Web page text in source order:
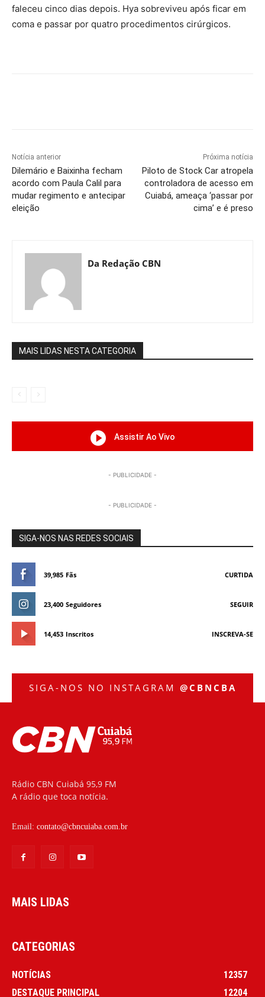
faleceu cinco dias depois. Hya sobreviveu após ficar em
coma e passar por quatro procedimentos cirúrgicos.
Notícia anterior
Dilemário e Baixinha fecham
acordo com Paula Calil para
mudar regimento e antecipar
eleição
Próxima notícia
Piloto de Stock Car atropela
controladora de acesso em
Cuiabá, ameaça ‘passar por
cima’ e é preso
Da Redação CBN
MAIS LIDAS NESTA CATEGORIA
Assistir Ao Vivo
- PUBLICIDADE -
- PUBLICIDADE -
SIGA-NOS NAS REDES SOCIAIS
39,985 Fãs CURTIDA
23,400 Seguidores SEGUIR
14,453 Inscritos INSCREVA-SE
SIGA-NOS NO INSTAGRAM @CBNCBA
Rádio CBN Cuiabá 95,9 FM
A rádio que toca notícia.
Email: contato@cbncuiaba.com.br
MAIS LIDAS
CATEGORIAS
NOTÍCIAS
12357
DESTAQUE PRINCIPAL
12204